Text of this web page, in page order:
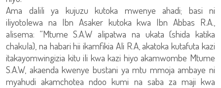
Ama dalili ya kujuzu kutoka mwenye ahadi; basi ni
iliyotolewa na Ibn Asaker kutoka kwa Ibn Abbas R.A.,
alisema: “Mtume S.A.W alipatwa na ukata (shida katika
chakula), na habari hii ikamfikia Ali R.A, akatoka kutafuta kazi
itakayomwingizia kitu ili kwa kazi hiyo akamwombe Mtume
S.A.W, akaenda kwenye bustani ya mtu mmoja ambaye ni
myahudi akamchotea ndoo kumi na saba za maji kwa